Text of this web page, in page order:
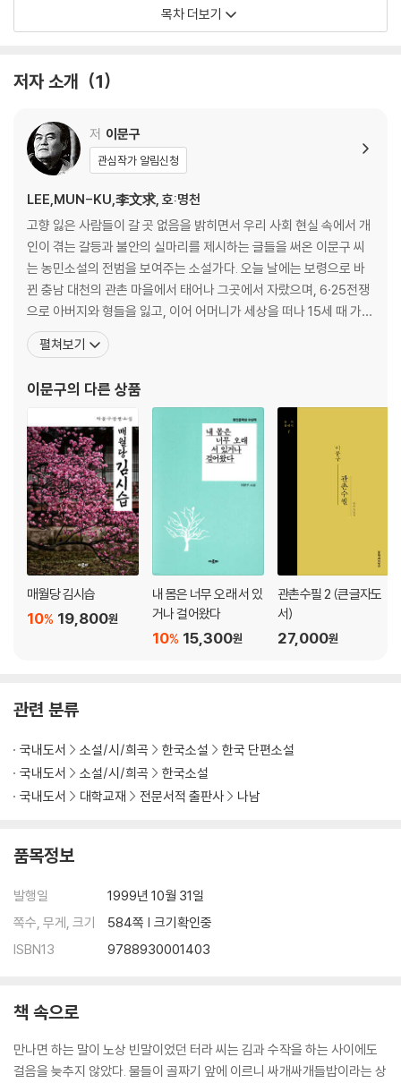
12. 장난감 풍선
해설 / 김인환 - 사실의 힘
목차 더보기
저자 소개 1
저 이문구
관심작가 알림신청
LEE,MUN-KU,李文求, 호:명천
고향 잃은 사람들이 갈 곳 없음을 밝히면서 우리 사회 현실 속에서 개
인이 겪는 갈등과 불안의 실마리를 제시하는 글들을 써온 이문구 씨
는 농민소설의 전범을 보여주는 소설가다. 오늘 날에는 보령으로 바
뀐 충남 대천의 관촌 마을에서 태어나 그곳에서 자랐으며, 6·25전쟁
으로 아버지와 형들을 잃고, 이어 어머니가 세상을 떠나 15세 때 가장
이 되었다. 1959년 중학교 졸업 후 상경해 막노동과 행상으로 생계를
유지하던 그는 1961년 서라벌예술대학 문예창작과에 입학해 김동
결』(1966)의 독특한 문장과 문체에
펼쳐보기
이문구의 다른 상품
매월당 김시습
19,800원
10%
내 몸은 너무 오래 서 있
거나 걸어왔다
15,300원
10%
관촌수필 2 (큰글자도
서)
27,000원
관련 분류
국내도서 소설/시/희곡 한국소설
한국 단편소설
국내도서
소설/시/희곡
한국소설
국내도서
대학교재 전문서적 출판사 나남
품목정보
발행일
1999년 10월 31일
쪽수, 무게, 크기
584쪽 | 크기확인중
ISBN13
9788930001403
책 속으로
만나면 하는 말이 노상 빈말이었던 터라 씨는 김과 수작을 하는 사이에도
걸음을 늦추지 않았다. 물들이 골짜기 앞에 이르니 싸개싸개들밥이라는 상